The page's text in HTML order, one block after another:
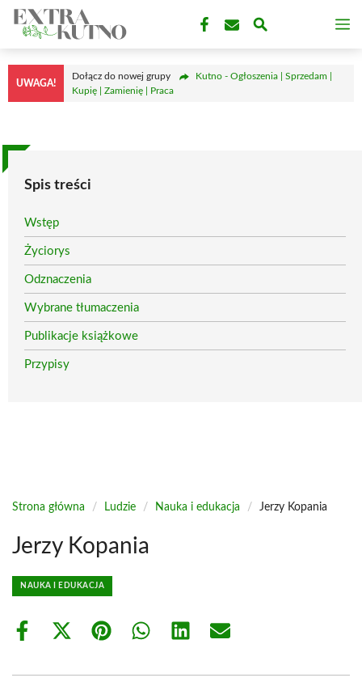
Przejdź
treści
UWAGA!
Dołącz do nowej grupy
Kutno - Ogłoszenia | Sprzedam |
Kupię | Zamienię | Praca
Spis treści
Wstęp
Życiorys
Odznaczenia
Wybrane tłumaczenia
Publikacje książkowe
Przypisy
Strona główna / Ludzie / Nauka i edukacja / Jerzy Kopania
Jerzy Kopania
NAUKA I EDUKACJA
Share
Share
(Twitter)
Share Share Share Share